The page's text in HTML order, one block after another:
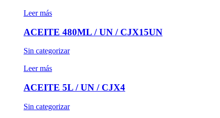
Leer más
ACEITE 480ML / UN / CJX15UN
Sin categorizar
Leer más
ACEITE 5L / UN / CJX4
Sin categorizar